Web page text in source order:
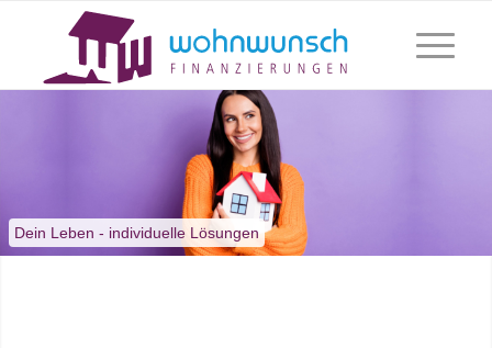
Dein Leben - individuelle Lösungen